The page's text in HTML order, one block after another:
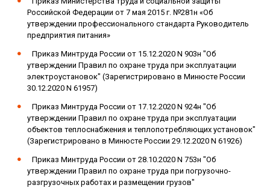
Российской Федерации от 7 мая 2015 г. №281н «Об
утверждении профессионального стандарта Руководитель
предприятия питания»
Приказ Минтруда России от 15.12.2020 N 903н "Об
утверждении Правил по охране труда при эксплуатации
электроустановок" (Зарегистрировано в Минюсте России
30.12.2020 N 61957)
Приказ Минтруда России от 17.12.2020 N 924н "Об
утверждении Правил по охране труда при эксплуатации
объектов теплоснабжения и теплопотребляющих установок"
(Зарегистрировано в Минюсте России 29.12.2020 N 61926)
Приказ Минтруда России от 28.10.2020 N 753н "Об
утверждении Правил по охране труда при погрузочно-
разгрузочных работах и размещении грузов"